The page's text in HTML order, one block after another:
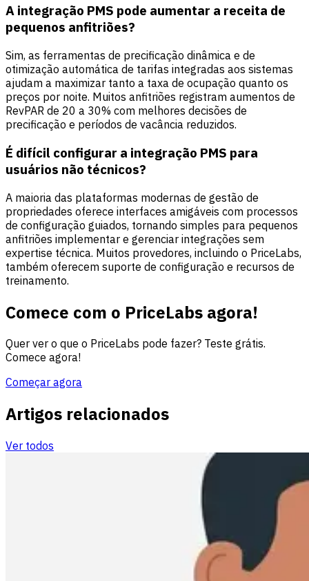
A integração PMS pode aumentar a receita de
pequenos anfitriões?
Sim, as ferramentas de precificação dinâmica e de
otimização automática de tarifas integradas aos sistemas
ajudam a maximizar tanto a taxa de ocupação quanto os
preços por noite. Muitos anfitriões registram aumentos de
RevPAR de 20 a 30% com melhores decisões de
precificação e períodos de vacância reduzidos.
É difícil configurar a integração PMS para
usuários não técnicos?
A maioria das plataformas modernas de gestão de
propriedades oferece interfaces amigáveis com processos
de configuração guiados, tornando simples para pequenos
anfitriões implementar e gerenciar integrações sem
expertise técnica. Muitos provedores, incluindo o PriceLabs,
também oferecem suporte de configuração e recursos de
treinamento.
Comece com o PriceLabs agora!
Quer ver o que o PriceLabs pode fazer? Teste grátis.
Comece agora!
Começar agora
Artigos relacionados
Ver todos